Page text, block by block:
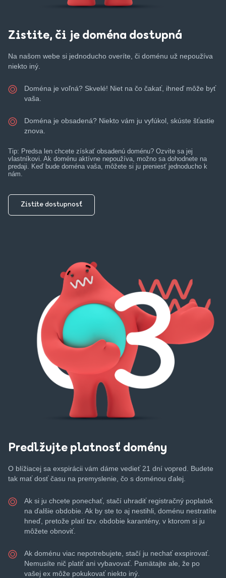
Zistite, či je doména dostupná
Na našom webe si jednoducho overíte, či doménu už nepoužíva
niekto iný.
Doména je voľná? Skvelé! Niet na čo čakať, ihneď môže byť
vaša.
Doména je obsadená? Niekto vám ju vyfúkol, skúste šťastie
znova.
Tip: Predsa len chcete získať obsadenú doménu? Ozvite sa jej
vlastníkovi. Ak doménu aktívne nepoužíva, možno sa dohodnete na
predaji. Keď bude doména vaša, môžete si ju preniesť jednoducho k
nám.
Zistite dostupnosť
Predlžujte platnosť domény
O blížiacej sa exspirácii vám dáme vedieť 21 dní vopred. Budete
tak mať dosť času na premyslenie, čo s doménou ďalej.
Ak si ju chcete ponechať, stačí uhradiť registračný poplatok
na ďalšie obdobie. Ak by ste to aj nestihli, doménu nestratíte
hneď, pretože platí tzv. obdobie karantény, v ktorom si ju
môžete obnoviť.
Ak doménu viac nepotrebujete, stačí ju nechať exspirovať.
Nemusíte nič platiť ani vybavovať. Pamätajte ale, že po
vašej ex môže pokukovať niekto iný.